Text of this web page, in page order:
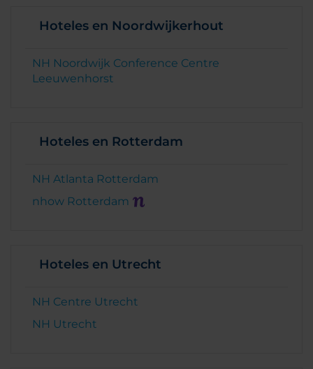
Hoteles en Noordwijkerhout
NH Noordwijk Conference Centre
Leeuwenhorst
Hoteles en Rotterdam
NH Atlanta Rotterdam
nhow Rotterdam
Hoteles en Utrecht
NH Centre Utrecht
NH Utrecht